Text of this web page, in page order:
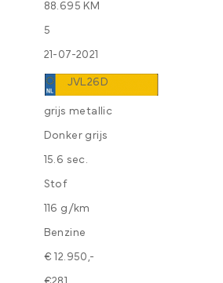
88.695 KM
5
21-07-2021
JVL26D
grijs metallic
Donker grijs
15.6 sec.
Stof
116 g/km
Benzine
€ 12.950,-